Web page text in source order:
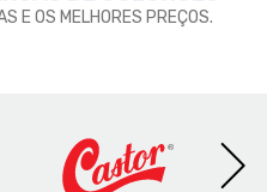
E OS MELHORES PREÇOS.